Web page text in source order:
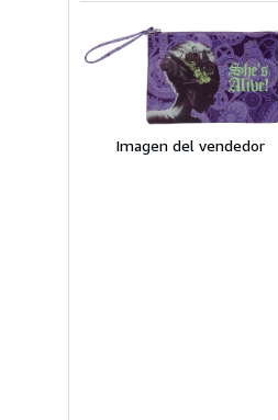
Imagen del vendedor